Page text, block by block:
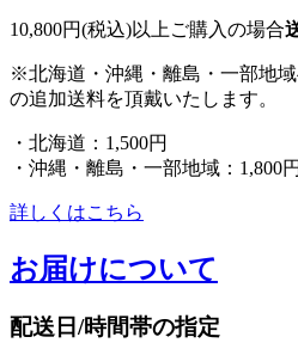
10,800円(税込)以上ご購入の場合
※北海道・沖縄・離島・一部地
の追加送料を頂戴いたします。
・北海道：1,500円
・沖縄・離島・一部地域：1,800円
詳しくはこちら
お届けについて
配送日/時間帯の指定